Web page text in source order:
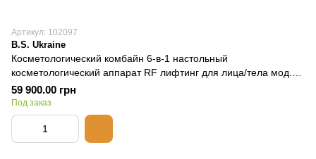
Артикул: 102097
B.S. Ukraine
Косметологический комбайн 6-в-1 настольный
косметологический аппарат RF лифтинг для лица/тела мод.
06 B.S.U.
59 900.00 грн
Под заказ